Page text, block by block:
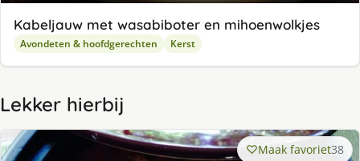
Kabeljauw met wasabiboter en mihoenwolkjes
Avondeten & hoofdgerechten Kerst
Lekker hierbij
Maak favoriet38